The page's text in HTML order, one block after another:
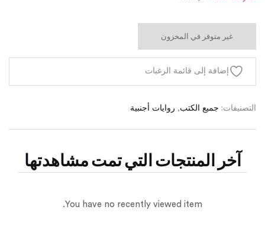
غير متوفر في المخزون
إضافة إلى قائمة الرغبات
التصنيفات: جميع الكتب, روايات أجنبية
آخر المنتجات التي تمت مشاهدتها
You have no recently viewed item.